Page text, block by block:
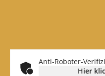
Anti-Roboter-
Hier